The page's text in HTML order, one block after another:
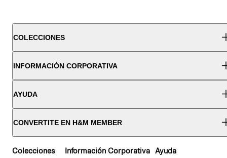
COLECCIONES
INFORMACIÓN CORPORATIVA
AYUDA
CONVERTITE EN H&M MEMBER
Colecciones Información Corporativa Ayuda